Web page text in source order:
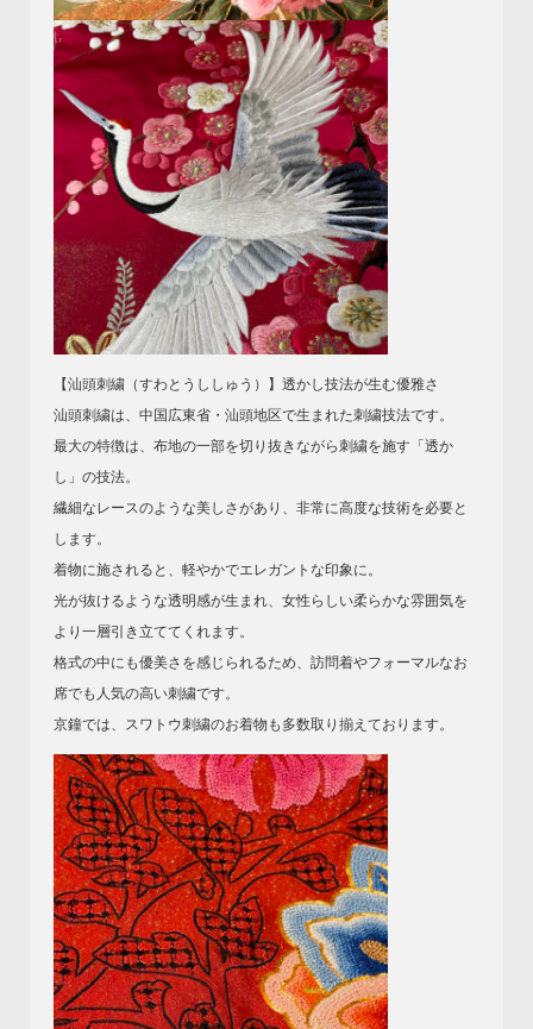
【汕頭刺繍（すわとうししゅう）】透かし技法が生む優雅さ
汕頭刺繍は、中国広東省・汕頭地区で生まれた刺繍技法です。
最大の特徴は、布地の一部を切り抜きながら刺繍を施す「透か
し」の技法。
繊細なレースのような美しさがあり、非常に高度な技術を必要と
します。
着物に施されると、軽やかでエレガントな印象に。
光が抜けるような透明感が生まれ、女性らしい柔らかな雰囲気を
より一層引き立ててくれます。
格式の中にも優美さを感じられるため、訪問着やフォーマルなお
席でも人気の高い刺繍です。
京鐘では、スワトウ刺繍のお着物も多数取り揃えております。